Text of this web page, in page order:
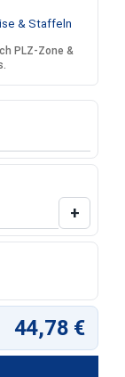
& Staffeln
PLZ-Zone &
+
44,78 €